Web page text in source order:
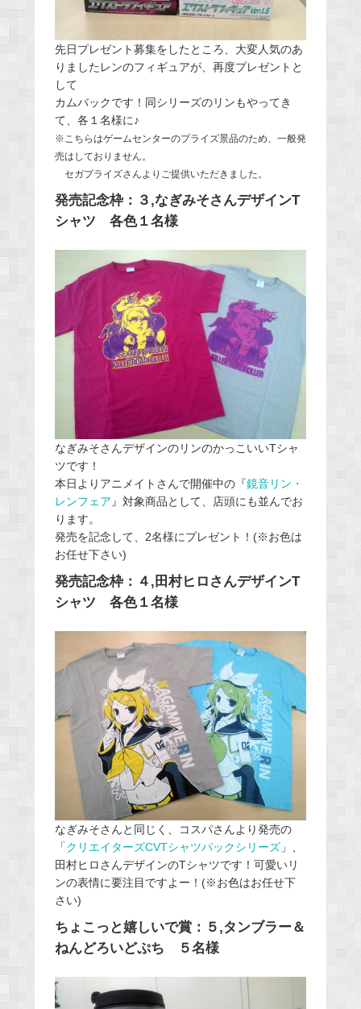
先日プレゼント募集をしたところ、大変人気のあ
りましたレンのフィギュアが、再度プレゼントと
して
カムバックです！同シリーズのリンもやってき
て、各１名様に♪
※こちらはゲームセンターのプライズ景品のため、一般発
売はしておりません。
セガプライズさんよりご提供いただきました。
発売記念枠：３,なぎみそさんデザインT
シャツ 各色１名様
なぎみそさんデザインのリンのかっこいいTシャ
ツです！
本日よりアニメイトさんで開催中の『鏡音リン・
レンフェア』対象商品として、店頭にも並んでお
ります。
発売を記念して、2名様にプレゼント！(※お色は
お任せ下さい)
発売記念枠：４,田村ヒロさんデザインT
シャツ 各色１名様
なぎみそさんと同じく、コスパさんより発売の
「クリエイターズCVTシャツパックシリーズ」、
田村ヒロさんデザインのTシャツです！可愛いリ
ンの表情に要注目ですよー！(※お色はお任せ下
さい)
ちょこっと嬉しいで賞：５,タンブラー＆
ねんどろいどぷち ５名様